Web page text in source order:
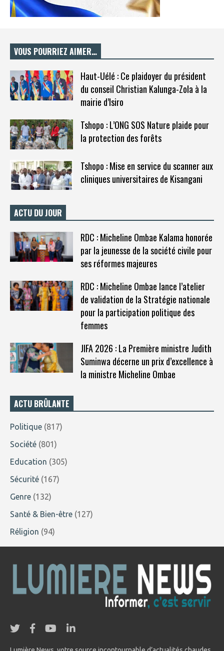
VOUS POURRIEZ AIMER…
Haut-Uélé : Ce plaidoyer du président
du conseil Christian Kalunga-Zola à la
mairie d’Isiro
Tshopo : L’ONG SOS Nature plaide pour
la protection des forêts
Tshopo : Mise en service du scanner aux
cliniques universitaires de Kisangani
ACTU DU JOUR
RDC : Micheline Ombae Kalama honorée
par la jeunesse de la société civile pour
ses réformes majeures
RDC : Micheline Ombae lance l’atelier
de validation de la Stratégie nationale
pour la participation politique des
femmes
JIFA 2026 : La Première ministre Judith
Suminwa décerne un prix d’excellence à
la ministre Micheline Ombae
ACTU BRÛLANTE
Politique (817)
Société (801)
Education (305)
Sécurité (167)
Genre (132)
Santé & Bien-être (127)
Réligion (94)